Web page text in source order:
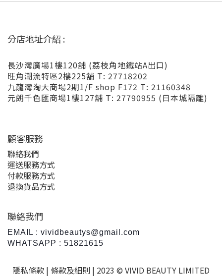
分店地址介紹 :
長沙灣廣場1樓120舖 (荔枝角地鐵站A出口)
旺角潮流特區2樓225舖 T: 27718202
九龍灣淘大商場2期1/F shop F172 T: 21160348
元朗千色匯商場1樓127舖 T: 27790955 (日本城隔離)
顧客服務
聯絡我們
運送服務方式
付款服務方式
退換貨品方式
聯絡我們
EMAIL : vividbeautys@gmail.com
WHATSAPP : 51821615
隱私條款 | 條款及細則 | 2023 © VIVID BEAUTY LIMITED